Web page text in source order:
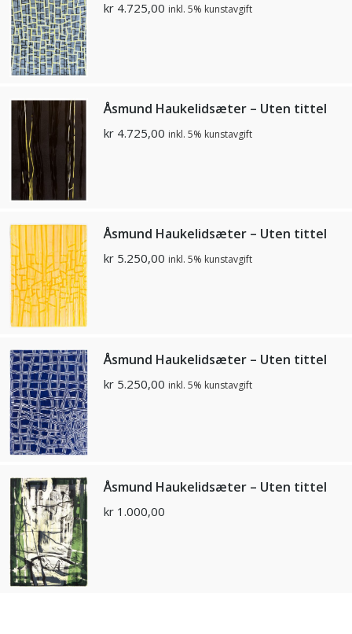
kr 4.725,00 inkl. 5% kunstavgift
Åsmund Haukelidsæter – Uten tittel
kr 4.725,00 inkl. 5% kunstavgift
Åsmund Haukelidsæter – Uten tittel
kr 5.250,00 inkl. 5% kunstavgift
Åsmund Haukelidsæter – Uten tittel
kr 5.250,00 inkl. 5% kunstavgift
Åsmund Haukelidsæter – Uten tittel
kr 1.000,00